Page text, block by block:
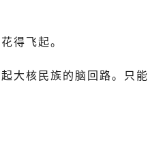
得飞起。
大核民族的脑回路。 只能